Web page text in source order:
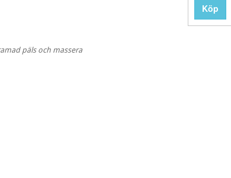
päls och massera
Köp